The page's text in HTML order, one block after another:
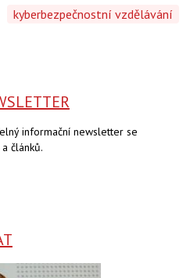
kyberbezpečnostní vzdělávání
informační newsletter se
článků.